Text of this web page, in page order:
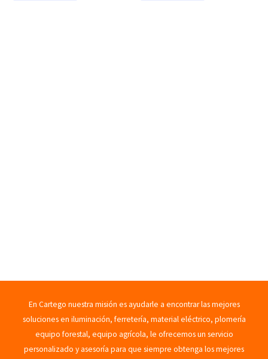
En Cartego nuestra misión es ayudarle a encontrar las mejores
soluciones en iluminación, ferretería, material eléctrico, plomería
equipo forestal, equipo agrícola, le ofrecemos un servicio
personalizado y asesoría para que siempre obtenga los mejores